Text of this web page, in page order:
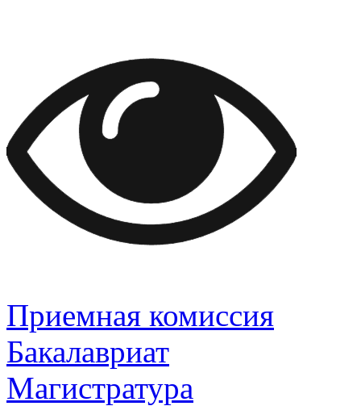
Приемная комиссия
Бакалавриат
Магистратура